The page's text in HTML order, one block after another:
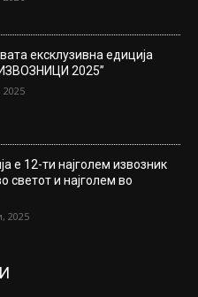
ексклузивна едиција
2025”
е 12-ти најголем извозник
светот и најголем во
2025